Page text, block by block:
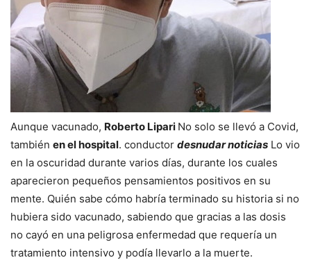
Aunque vacunado, Roberto Lipari No solo se llevó a Covid,
también en el hospital. conductor desnudar noticias Lo vio
en la oscuridad durante varios días, durante los cuales
aparecieron pequeños pensamientos positivos en su
mente. Quién sabe cómo habría terminado su historia si no
hubiera sido vacunado, sabiendo que gracias a las dosis
no cayó en una peligrosa enfermedad que requería un
tratamiento intensivo y podía llevarlo a la muerte.